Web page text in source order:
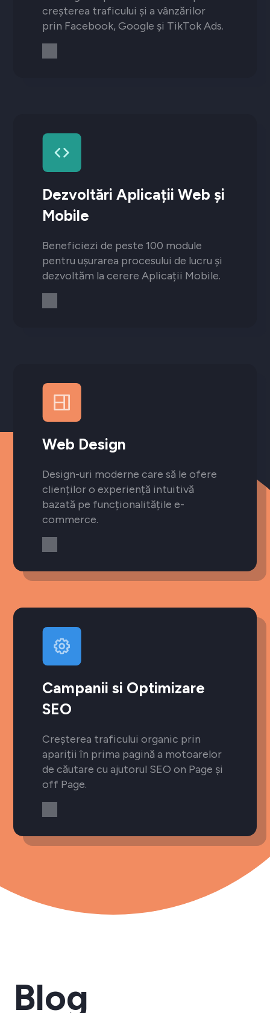
creșterea traficului și a vânzărilor
prin Facebook, Google și TikTok Ads.
Dezvoltări Aplicații Web și
Mobile
Beneficiezi de peste 100 module
pentru ușurarea procesului de lucru și
dezvoltăm la cerere Aplicații Mobile.
Web Design
Design-uri moderne care să le ofere
clienților o experiență intuitivă
bazată pe funcționalitățile e-
commerce.
Campanii si Optimizare
SEO
Creșterea traficului organic prin
apariții în prima pagină a motoarelor
de căutare cu ajutorul SEO on Page și
off Page.
Blog